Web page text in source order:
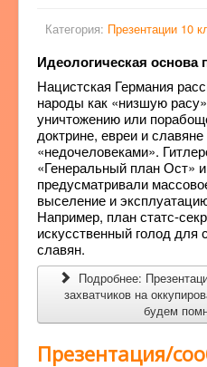
Категория: Презентации 10
Идеологическая основа
Нацистская Германия
народы как «низшую
уничтожению или
доктрине, евреи и
«недочеловеками».
«Генеральный план Ост»
предусматривали
выселение и
Например, план статс-
искусственный голод для
славян.
Подробнее:
захватчиков на
будем
Презентация/